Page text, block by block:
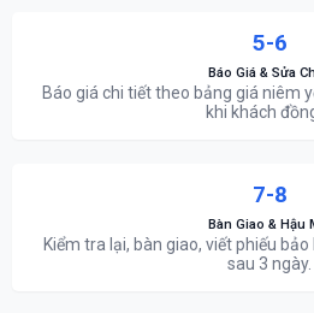
5-6
Báo Giá & Sửa
Báo giá chi tiết theo bảng giá niêm
khi khách
7-8
Bàn Giao & Hậu
Kiểm tra lại, bàn giao, viết phiếu
sau 3 ngày.